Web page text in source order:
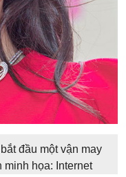
đầu một vận may
minh họa: Internet